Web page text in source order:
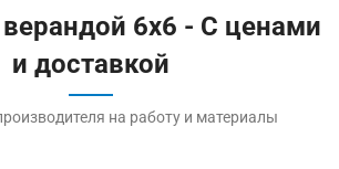
6х6 - С ценами
и доставкой
на работу и материалы